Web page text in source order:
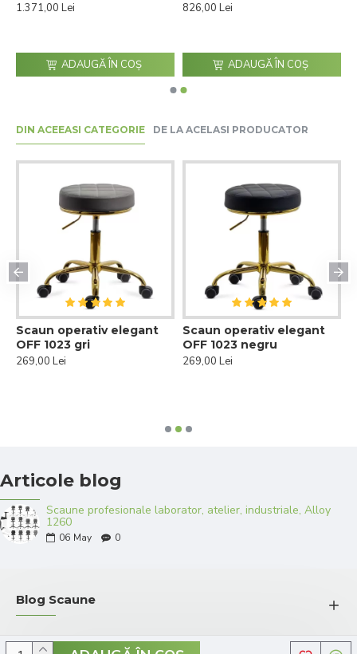
1.371,00 Lei
ADAUGĂ ÎN COŞ
826,00 Lei
ADAUGĂ ÎN COŞ
DIN ACEEASI CATEGORIE DE LA ACELASI PRODUCATOR
Scaun operativ elegant
OFF 1023 gri
269,00 Lei
Scaun operativ elegant
OFF 1023 negru
269,00 Lei
Articole blog
Scaune profesionale laborator, atelier, industriale, Alloy
1260
06 May 0
Blog Scaune